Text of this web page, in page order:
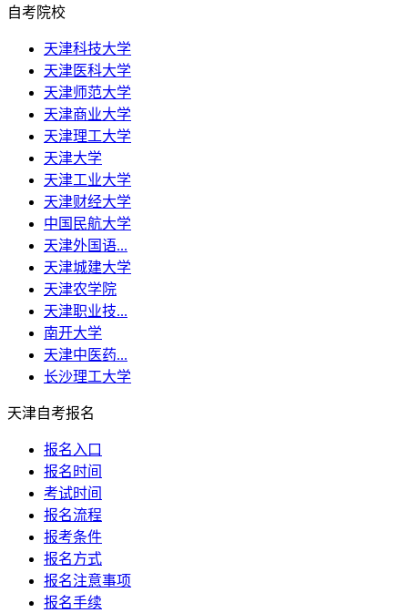
自考院校
天津科技大学
天津医科大学
天津师范大学
天津商业大学
天津理工大学
天津大学
天津工业大学
天津财经大学
中国民航大学
天津外国语...
天津城建大学
天津农学院
天津职业技...
南开大学
天津中医药...
长沙理工大学
天津自考报名
报名入口
报名时间
考试时间
报名流程
报考条件
报名方式
报名注意事项
报名手续